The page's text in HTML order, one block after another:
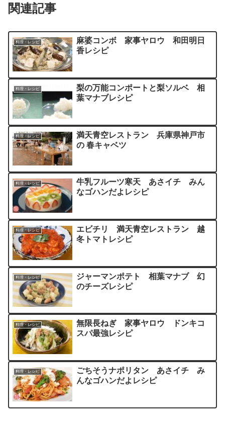
関連記事
料理・レシピ
麻婆コンボ 家事ヤロウ 和田明日
香レシピ
料理・レシピ
梨の万能コンポートと梨ソルベ 相
葉マナブレシピ
料理・レシピ
満天青空レストラン 兵庫県神戸市
の 春キャベツ
料理・レシピ
牛乳フルーツ寒天 あさイチ みん
なゴハンだよレシピ
料理・レシピ
エビチリ 満天青空レストラン 越
冬トマトレシピ
料理・レシピ
ジャーマンポテト 相葉マナブ 幻
のチーズレシピ
料理・レシピ
無限長ねぎ 家事ヤロウ ドンキコ
スパ最強レシピ
料理・レシピ
ごちそうナポリタン あさイチ み
んなゴハンだよレシピ